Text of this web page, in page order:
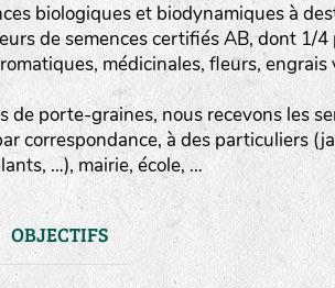
biologiques et biodynamiques à
de semences certifiés AB, dont 1/
médicinales, fleurs,
porte-graines, nous recevons les
correspondance, à des particuliers
…), mairie, école, …
OBJECTIFS